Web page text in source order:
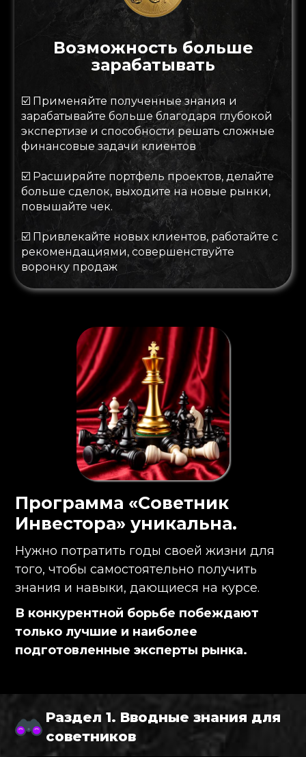
Возможность больше
зарабатывать
☑️ Применяйте полученные знания и
зарабатывайте больше благодаря глубокой
экспертизе и способности решать сложные
финансовые задачи клиентов
☑️ Расширяйте портфель проектов, делайте
больше сделок, выходите на новые рынки,
повышайте чек.
☑️ Привлекайте новых клиентов, работайте с
рекомендациями, совершенствуйте
воронку продаж
Программа «Советник
Инвестора» уникальна.
Нужно потратить годы своей жизни для
того, чтобы самостоятельно получить
знания и навыки, дающиеся на курсе.
В конкурентной борьбе побеждают
только лучшие и наиболее
подготовленные эксперты рынка.
Раздел 1. Вводные знания для
советников